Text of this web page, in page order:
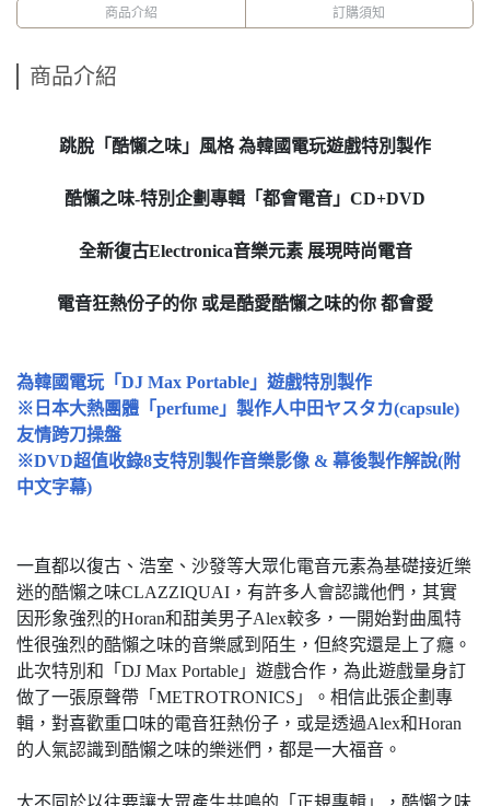
商品介紹 訂購須知
商品介紹
跳脫「酷懶之味」風格 為韓國電玩遊戲特別製作
酷懶之味-特別企劃專輯「都會電音」CD+DVD
全新復古Electronica音樂元素 展現時尚電音
電音狂熱份子的你 或是酷愛酷懶之味的你 都會愛
為韓國電玩「DJ Max Portable」遊戲特別製作
※日本大熱團體「perfume」製作人中田ヤスタカ(capsule)
友情跨刀操盤
※DVD超值收錄8支特別製作音樂影像 & 幕後製作解說(附
中文字幕)
一直都以復古、浩室、沙發等大眾化電音元素為基礎接近樂
迷的酷懶之味CLAZZIQUAI，有許多人會認識他們，其實
因形象強烈的Horan和甜美男子Alex較多，一開始對曲風特
性很強烈的酷懶之味的音樂感到陌生，但終究還是上了癮。
此次特別和「DJ Max Portable」遊戲合作，為此遊戲量身訂
做了一張原聲帶「METROTRONICS」。相信此張企劃專
輯，對喜歡重口味的電音狂熱份子，或是透過Alex和Horan
的人氣認識到酷懶之味的樂迷們，都是一大福音。
大不同於以往要讓大眾產生共鳴的「正規專輯」，酷懶之味